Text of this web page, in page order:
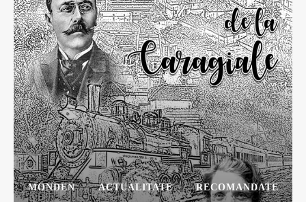
MONDEN ACTUALITATE RECOMANDATE